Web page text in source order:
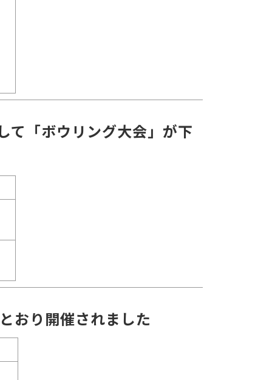
て「ボウリング大会」が下
おり開催されました